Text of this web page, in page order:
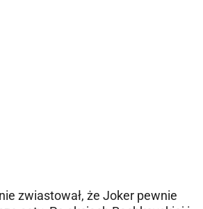
zwiastował, że Joker pewnie